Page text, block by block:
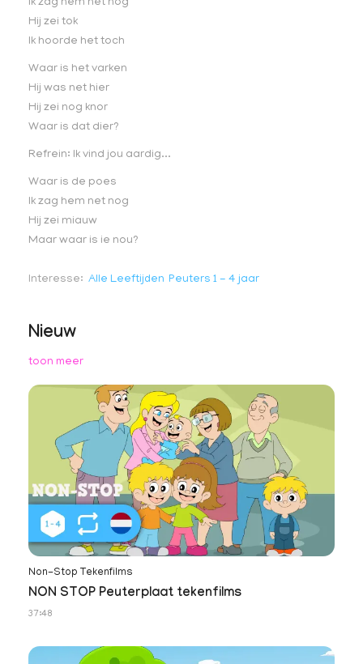
Ik zag hem net nog
Hij zei tok
Ik hoorde het toch
Waar is het varken
Hij was net hier
Hij zei nog knor
Waar is dat dier?
Refrein: Ik vind jou aardig...
Waar is de poes
Ik zag hem net nog
Hij zei miauw
Maar waar is ie nou?
Interesse Alle Leeftijden Peuters 1 - 4 jaar
Nieuw
toon meer
Non-Stop Tekenfilms
NON STOP Peuterplaat tekenfilms
37:48